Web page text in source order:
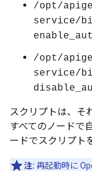
/opt/
service/
/opt/
service/
スクリプトは、そ
すべてのノードで
ードでスクリプト
注: 再起動時に